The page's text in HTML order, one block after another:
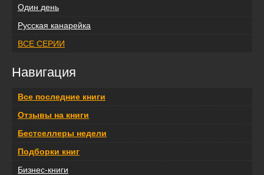
Один день
Русская канарейка
ВСЕ СЕРИИ
Навигация
Все последние книги
Отзывы на книги
Бестселлеры недели
Подборки книг
Бизнес-книги